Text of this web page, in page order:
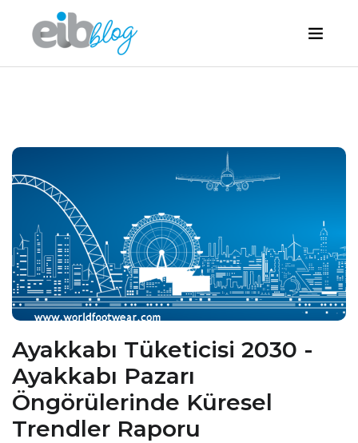
Ayakkabı Tüketicisi 2030 -
Ayakkabı Pazarı
Öngörülerinde Küresel
Trendler Raporu